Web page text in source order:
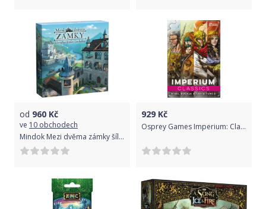
od 960 Kč
ve 10 obchodech
Mindok Mezi dvěma zámky šíleného krále Ludvíka
929 Kč
Osprey Games Imperium: Classics